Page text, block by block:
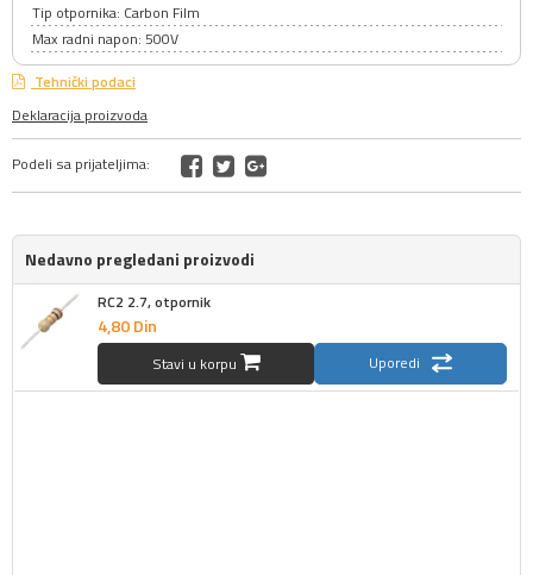
Tip otpornika: Carbon Film
Max radni napon: 500V
Tehnički podaci
Deklaracija proizvoda
Podeli sa prijateljima:
Nedavno pregledani proizvodi
RC2 2.7, otpornik
4,80Din
Stavi u korpu Uporedi